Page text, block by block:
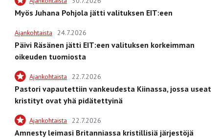
Myös Juhana Pohjola jätti valituksen EIT:een
Ajankohtaista 24.7.2026
Päivi Räsänen jätti EIT:een valituksen korkeimman
oikeuden tuomiosta
Ajankohtaista 22.7.2026
Pastori vapautettiin vankeudesta Kiinassa, jossa useat
kristityt ovat yhä pidätettyinä
Ajankohtaista 22.7.2026
Amnesty leimasi Britanniassa kristillisiä järjestöjä